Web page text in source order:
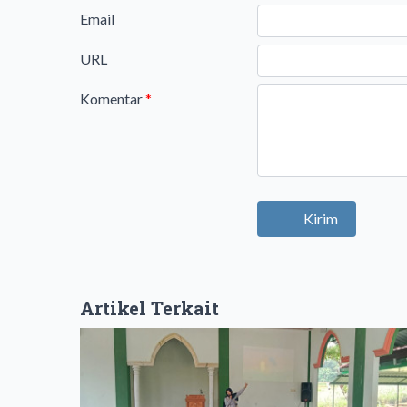
Email
URL
Komentar*
Kirim
Artikel Terkait